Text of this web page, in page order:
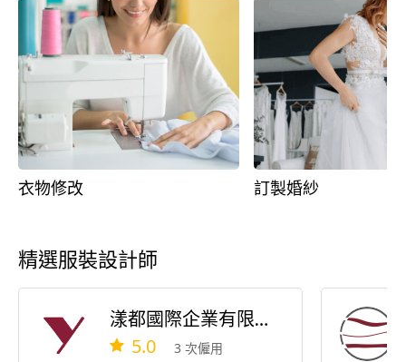
衣物修改 訂製婚紗
精選服裝設計師
漾都國際企業有限公司
5.0 3 次僱用